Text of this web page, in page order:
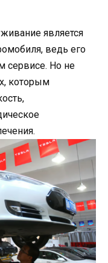
является
ведь его
сервисе. Но не
которым